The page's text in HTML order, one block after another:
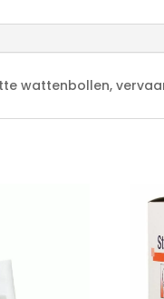
t
e
wattenbollen,